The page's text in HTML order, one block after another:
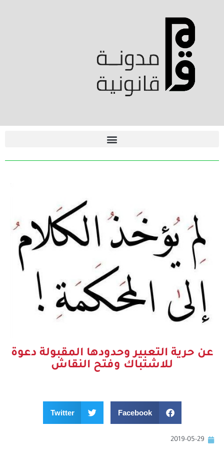
عن حرية التعبير وحدودها المقبولة دعوة
للاشتباك وفتح النقاش
Facebook
Twitter
2019-05-29